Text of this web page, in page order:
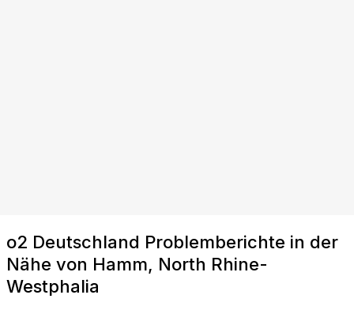
o2 Deutschland Problemberichte in der
Nähe von Hamm, North Rhine-
Westphalia